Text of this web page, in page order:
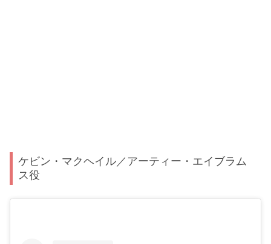
ケビン・マクヘイル／アーティー・エイブラム
ス役